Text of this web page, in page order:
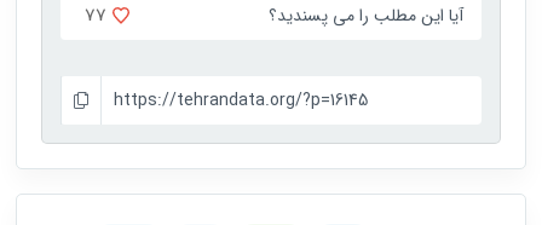
آیا این مطلب را می پسندید؟ 77
https://tehrandata.org/?p=16145